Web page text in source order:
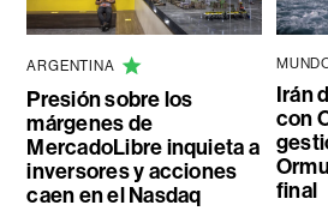
ARGENTINA
Presión sobre los
márgenes de
MercadoLibre inquieta a
inversores y acciones
caen en el Nasdaq
Irán
con
final